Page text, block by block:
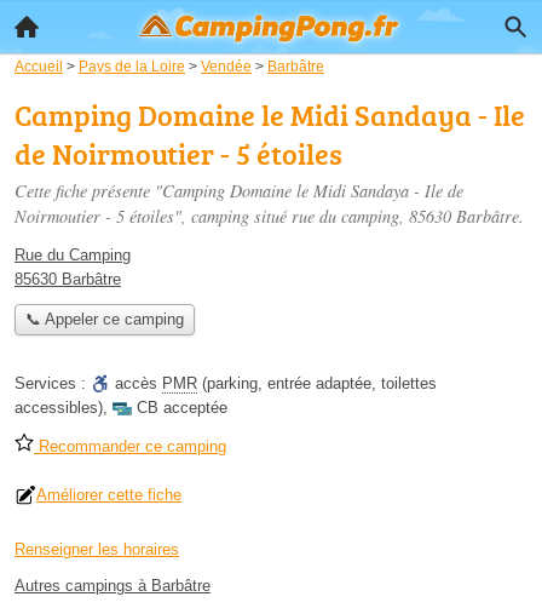
Accueil > Pays de la Loire > Vendée > Barbâtre
Camping Domaine le Midi Sandaya - Ile
de Noirmoutier - 5 étoiles
Cette fiche présente "Camping Domaine le Midi Sandaya - Ile de
Noirmoutier - 5 étoiles", camping situé rue du camping, 85630 Barbâtre.
Rue du Camping
85630 Barbâtre
📞 Appeler ce camping
Services : accès PMR (parking, entrée adaptée, toilettes
accessibles), CB acceptée
Recommander ce camping
Améliorer cette fiche
Renseigner les horaires
Autres campings à Barbâtre